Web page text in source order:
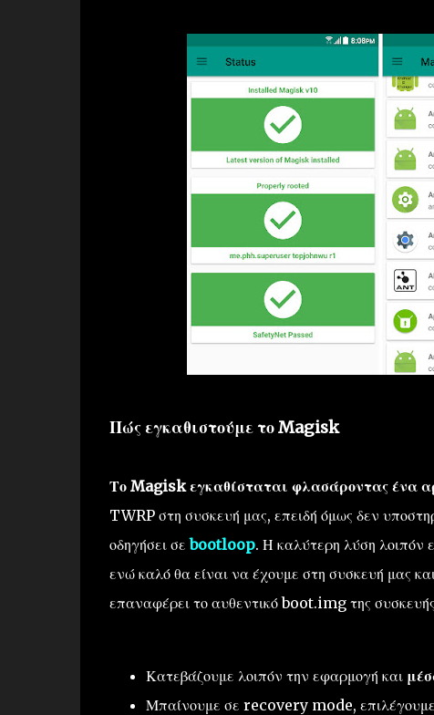
Πώς εγκαθιστούμε το Magisk
Το Magisk εγκαθίσταται φλασάροντας ένα
TWRP στη συσκευή μας, επειδή όμως δεν
οδηγήσει σεbootloop. Η καλύτερη λύση λοιπόν
ενώ καλό θα είναι να έχουμε στη συσκευή μας
επαναφέρει το αυθεντικό boot.img της
Κατεβάζουμε λοιπόν την εφαρμογή και
Μπαίνουμε σε recovery mode, επιλέγουμε